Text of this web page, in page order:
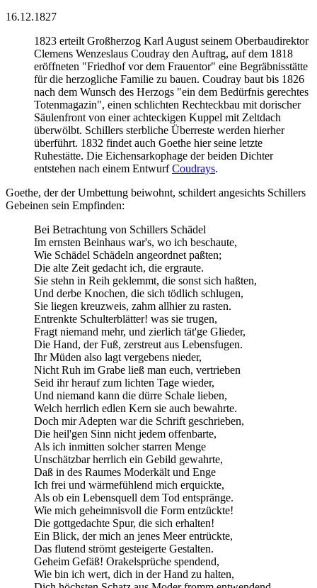
16.12.1827
1823 erteilt Großherzog Karl August seinem Oberbaudirektor
Clemens Wenzeslaus Coudray den Auftrag, auf dem 1818
eröffneten "Friedhof vor dem Frauentor" eine Begräbnisstätte
für die herzogliche Familie zu bauen. Coudray baut bis 1826
nach dem Wunsch des Herzogs "ein dem Bedürfnis gerechtes
Totenmagazin", einen schlichten Rechteckbau mit dorischer
Säulenfront von einer achteckigen Kuppel mit Zeltdach
überwölbt. Schillers sterbliche Überreste werden hierher
überführt. 1832 findet auch Goethe hier seine letzte
Ruhestätte. Die Eichensarkophage der beiden Dichter
entstehen nach einem EntwurfCoudrays.
Goethe, der der Umbettung beiwohnt, schildert angesichts Schillers
Gebeinen sein Empfinden:
Bei Betrachtung von Schillers Schädel
Im ernsten Beinhaus war's, wo ich beschaute,
Wie Schädel Schädeln angeordnet paßten;
Die alte Zeit gedacht ich, die ergraute.
Sie stehn in Reih geklemmt, die sonst sich haßten,
Und derbe Knochen, die sich tödlich schlugen,
Sie liegen kreuzweis, zahm allhier zu rasten.
Entrenkte Schulterblätter! was sie trugen,
Fragt niemand mehr, und zierlich tät'ge Glieder,
Die Hand, der Fuß, zerstreut aus Lebensfugen.
Ihr Müden also lagt vergebens nieder,
Nicht Ruh im Grabe ließ man euch, vertrieben
Seid ihr herauf zum lichten Tage wieder,
Und niemand kann die dürre Schale lieben,
Welch herrlich edlen Kern sie auch bewahrte.
Doch mir Adepten war die Schrift geschrieben,
Die heil'gen Sinn nicht jedem offenbarte,
Als ich inmitten solcher starren Menge
Unschätzbar herrlich ein Gebild gewahrte,
Daß in des Raumes Moderkält und Enge
Ich frei und wärmefühlend mich erquickte,
Als ob ein Lebensquell dem Tod entspränge.
Wie mich geheimnisvoll die Form entzückte!
Die gottgedachte Spur, die sich erhalten!
Ein Blick, der mich an jenes Meer entrückte,
Das flutend strömt gesteigerte Gestalten.
Geheim Gefäß! Orakelsprüche spendend,
Wie bin ich wert, dich in der Hand zu halten,